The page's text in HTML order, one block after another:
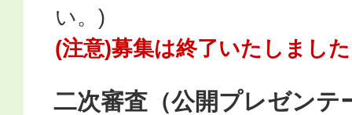
い。)
(注意)募集は終了いたしまし
二次審査（公開プレゼンテ